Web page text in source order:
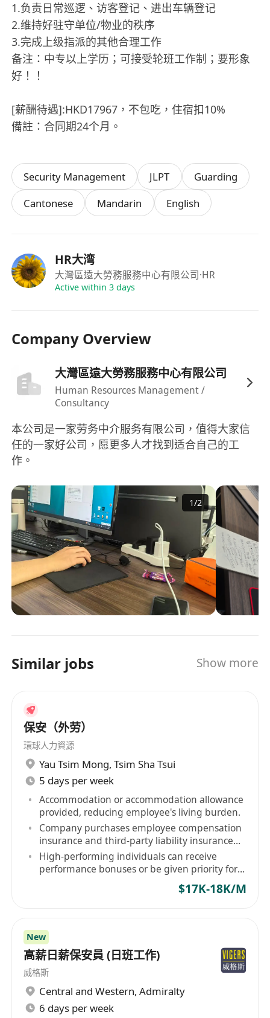
1.负责日常巡逻、访客登记、进出车辆登记
2.维持好驻守单位/物业的秩序
3.完成上级指派的其他合理工作
备注：中专以上学历；可接受轮班工作制；要形象
好！！
[薪酬待遇]:HKD17967，不包吃，住宿扣10%
備註：合同期24个月。
Security Management JLPT
Guarding
Cantonese
Mandarin English
HR大湾
大灣區遠大勞務服務中心有限公司·HR
Active within 3 days
Company Overview
大灣區遠大勞務服務中心有限公司
Human Resources Management /
Consultancy
本公司是一家劳务中介服务有限公司，值得大家信
任的一家好公司，愿更多人才找到适合自己的工
作。
1/2
Similar jobs Show more
保安（外劳）
環球人力資源
Yau Tsim Mong, Tsim Sha Tsui
5 days per week
Accommodation or accommodation allowance
provided, reducing employee's living burden.
Company purchases employee compensation
insurance and third-party liability insurance
for staff.
High-performing individuals can receive
performance bonuses or be given priority for
$17K-18K/M
New
高薪日薪保安員 (日班工作)
威格斯
Central and Western, Admiralty
6 days per week